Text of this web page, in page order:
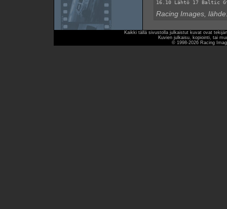
Racing Images,
Kaikki tällä sivustolla julkaistut kuvat ovat
Kuvien julkaisu, kopiointi, tai
© 1998-2026 Racing